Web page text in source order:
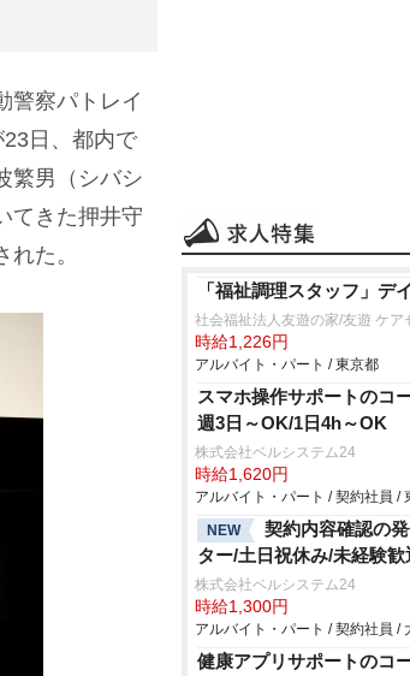
警察パトレイ
日、都内で
繁男（シバシ
てきた押井守
た。
「福祉調理スタッフ」デ
社会福祉法人友遊の家/友遊 ケア
時給1,226円
アルバイト・パート / 東京都
スマホ操作サポートのコ
週3日～OK/1日4h～OK
株式会社ベルシステム24
時給1,620円
アルバイト・パート / 契約社員 /
NEW
契約内容確認の
ター/土日祝休み/未経験
株式会社ベルシステム24
時給1,300円
アルバイト・パート / 契約社員 /
健康アプリサポートのコ